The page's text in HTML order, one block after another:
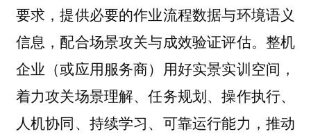
要求，提供必要的作业流程数据与环境语义
信息，配合场景攻关与成效验证评估。整机
企业（或应用服务商）用好实景实训空间，
着力攻关场景理解、任务规划、操作执行、
人机协同、持续学习、可靠运行能力，推动